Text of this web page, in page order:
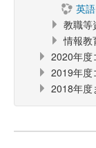
英
教職等
情報教
2020年度
2019年度
2018年度